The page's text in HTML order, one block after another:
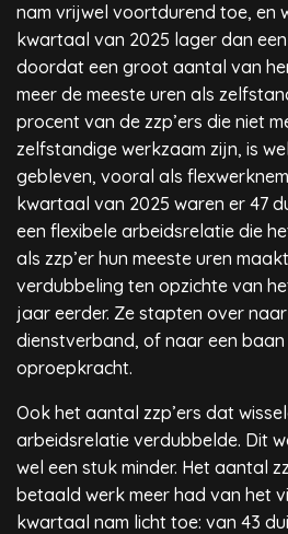
nam vrijwel voortdurend toe, en
kwartaal van 2025 lager dan
doordat een groot aantal van
meer de meeste uren als
procent van de zzp’ers die niet
zelfstandige werkzaam zijn, is
gebleven, vooral als
kwartaal van 2025 waren er 47
een flexibele arbeidsrelatie die
als zzp’er hun meeste uren
verdubbeling ten opzichte van
jaar eerder. Ze stapten over
dienstverband, of naar een
oproepkracht.
Ook het aantal zzp’ers dat
arbeidsrelatie verdubbelde. Dit
wel een stuk minder. Het aantal
betaald werk meer had van het
kwartaal nam licht toe: van 43